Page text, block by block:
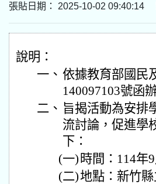
張貼日期： 2025-10-02 09:40:14
說明：
一、 依據教育部國民
140097103號函
二、 旨揭活動為安排
流討論，促進學
下：
(一) 時間：114年
(二)地點：新竹